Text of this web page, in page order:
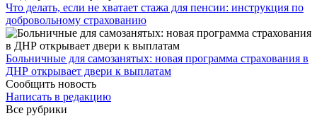
Что делать, если не хватает стажа для пенсии: инструкция по
добровольному страхованию
Больничные для самозанятых: новая программа страхования в
ДНР открывает двери к выплатам
Сообщить новость
Написать в редакцию
Все рубрики